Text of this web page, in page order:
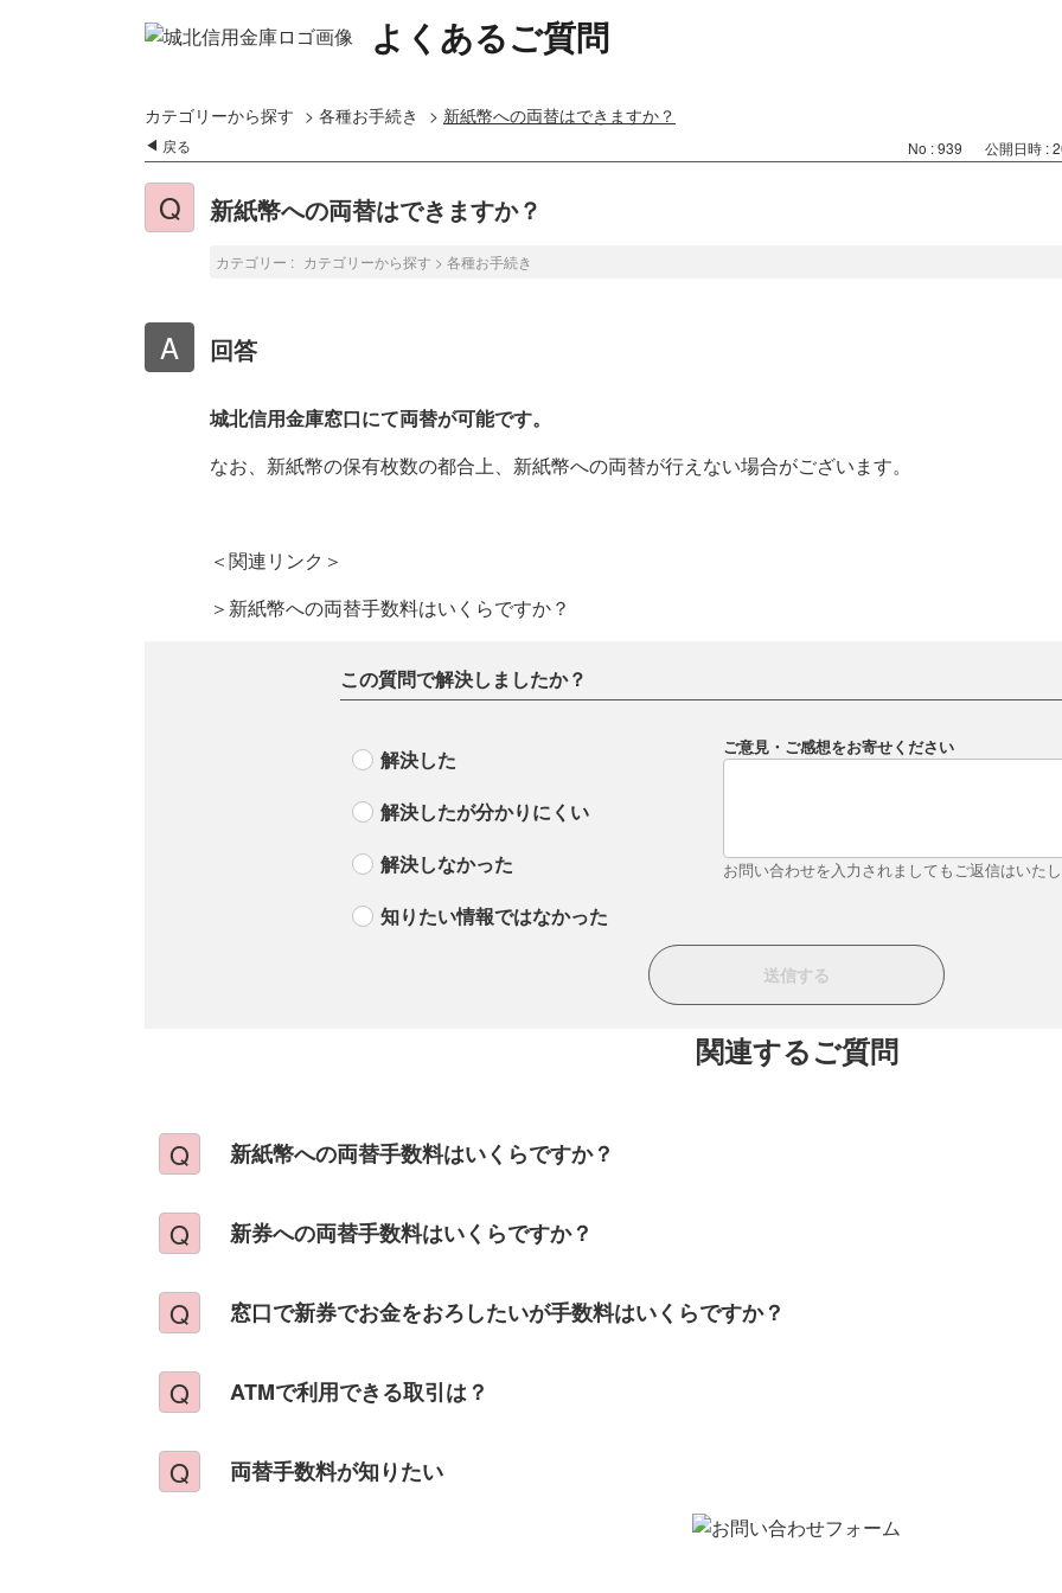
よくあるご質問
カテゴリーから探す > 各種お手続き > 新紙幣への両替はできますか？
戻る No : 939 公開日時 :
新紙幣への両替はできますか？
カテゴリー : カテゴリーから探す > 各種お手続き
回答
城北信用金庫窓口にて両替が可能です。
なお、新紙幣の保有枚数の都合上、新紙幣への両替が行えない場合がございます。
＜関連リンク＞
＞新紙幣への両替手数料はいくらですか？
この質問で解決しましたか？
解決した
解決したが分かりにくい
解決しなかった
知りたい情報ではなかった
ご意見・ご感想をお寄せください
お問い合わせを入力されましてもご返信はいた
関連するご質問
新紙幣への両替手数料はいくらですか？
新券への両替手数料はいくらですか？
窓口で新券でお金をおろしたいが手数料はいくらですか？
ATMで利用できる取引は？
両替手数料が知りたい